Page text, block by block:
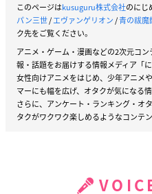
このページはkusuguru株式会社のにじ
パン三世/エヴァンゲリオン/青の祓魔
ク先をご覧ください。
アニメ・ゲーム・漫画などの2次元コ
報・話題をお届けする情報メディア「に
女性向けアニメをはじめ、少年アニメ
マーにも幅を広げ、オタクが気になる
さらに、アンケート・ランキング・オ
タクがワクワク楽しめるようなコンテ